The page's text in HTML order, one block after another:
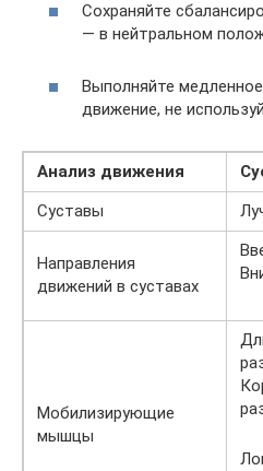
Сохраняйте
— в нейтральном
Выполняйте
движение, не
Анализ движения
Суставы
Направления
движений в суставах
Мобилизирующие
мышцы